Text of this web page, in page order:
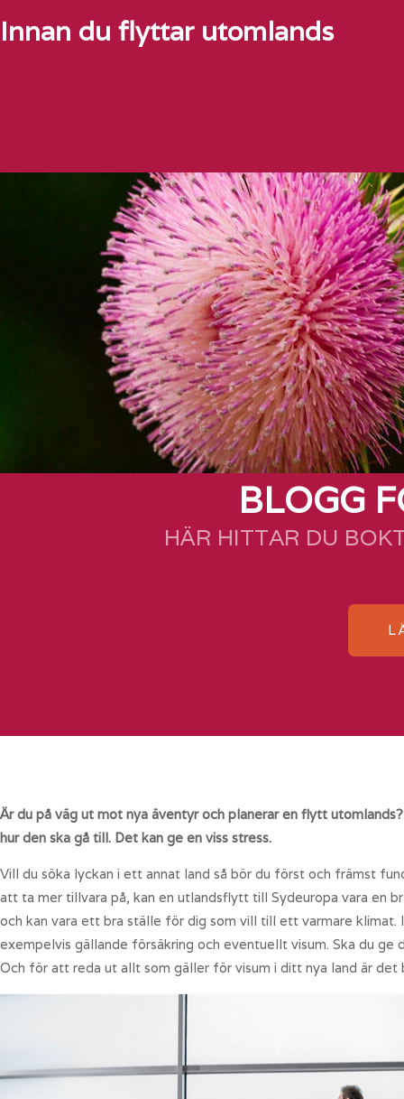
Innan du flyttar utomlands
BLOGG
HÄR HITTAR DU
Är du på väg ut mot nya äventyr och planerar en flytt
hur den ska gå till. Det kan ge en viss stress.
Vill du söka lyckan i ett annat land så bör du först och främst
att ta mer tillvara på, kan en utlandsflytt till Sydeuropa vara en
och kan vara ett bra ställe för dig som vill till ett varmare
exempelvis gällande försäkring och eventuellt visum. Ska du
Och för att reda ut allt som gäller för visum i ditt nya land är